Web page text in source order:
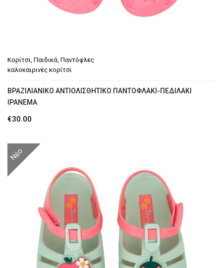
Κορίτσι Παιδικά Παντόφλες
καλοκαιρινές κορίτσι
ΒΡΑΖΙΛΙΆΝΙΚΟ ΑΝΤΙΟΛΙΣΘΗΤΙΚΌ ΠΑΝΤΟΦΛΆΚΙ-ΠΕΔΙΛΆΚΙ
IPANEMA
€30.00
Νέο